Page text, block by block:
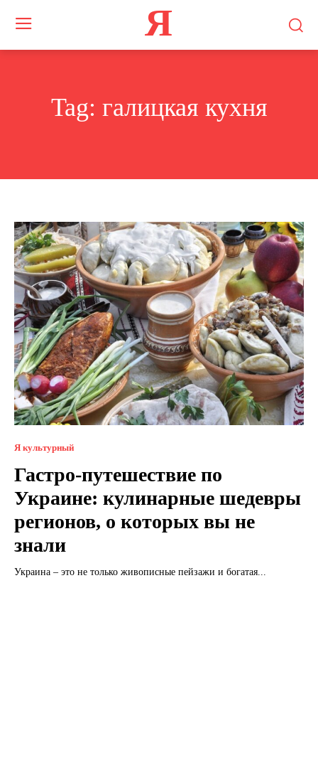
Я
Tag: галицкая кухня
Я культурный
Гастро-путешествие по
Украине: кулинарные шедевры
регионов, о которых вы не
знали
Украина – это не только живописные пейзажи и богатая...